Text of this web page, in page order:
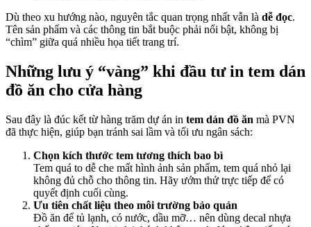
Dù theo xu hướng nào, nguyên tắc quan trọng nhất vẫn là dễ đọc.
Tên sản phẩm và các thông tin bắt buộc phải nổi bật, không bị
“chìm” giữa quá nhiều họa tiết trang trí.
Những lưu ý “vàng” khi đầu tư in tem dán
đồ ăn cho cửa hàng
Sau đây là đúc kết từ hàng trăm dự án in tem dán đồ ăn mà PVN
đã thực hiện, giúp bạn tránh sai lầm và tối ưu ngân sách:
Chọn kích thước tem tương thích bao bì
Tem quá to dễ che mất hình ảnh sản phẩm, tem quá nhỏ lại
không đủ chỗ cho thông tin. Hãy ướm thử trực tiếp để có
quyết định cuối cùng.
Ưu tiên chất liệu theo môi trường bảo quản
Đồ ăn để tủ lạnh, có nước, dầu mỡ… nên dùng decal nhựa